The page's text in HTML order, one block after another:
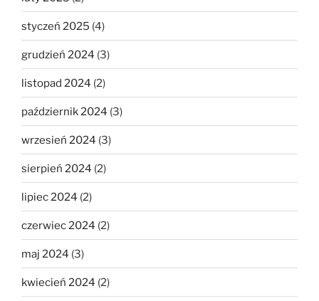
styczeń 2025 (4)
grudzień 2024 (3)
listopad 2024 (2)
październik 2024 (3)
wrzesień 2024 (3)
sierpień 2024 (2)
lipiec 2024 (2)
czerwiec 2024 (2)
maj 2024 (3)
kwiecień 2024 (2)